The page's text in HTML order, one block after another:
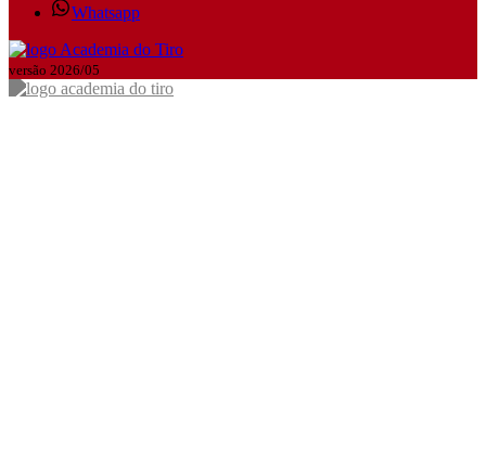
Whatsapp
versão 2026/05